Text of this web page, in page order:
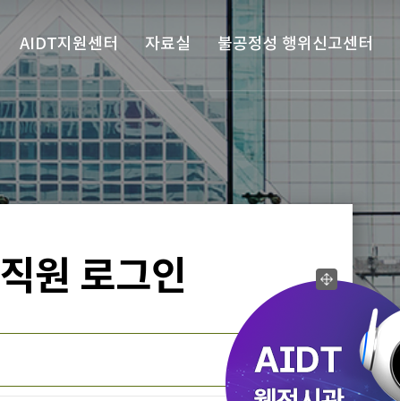
AIDT지원센터 자료실 불공정성 행위신고센터
직원 로그인